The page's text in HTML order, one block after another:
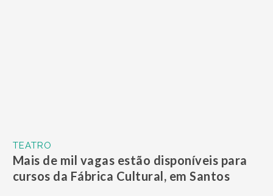
TEATRO
Mais de mil vagas estão disponíveis para
cursos da Fábrica Cultural, em Santos